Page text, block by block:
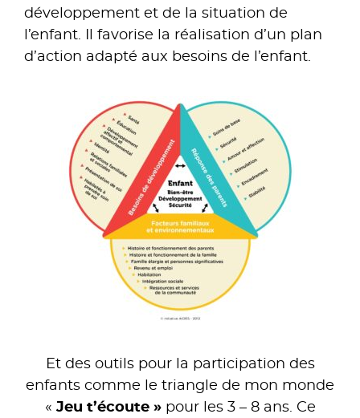
développement et de la situation de
l’enfant. Il favorise la réalisation d’un plan
d’action adapté aux besoins de l’enfant.
Et des outils pour la participation des
enfants comme le triangle de mon monde
« Jeu t’écoute »pour les 3 – 8 ans. Ce